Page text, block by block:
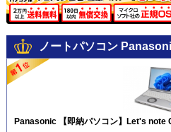
ノートパソコン
Panasonic 【即納パソコン】Let's note